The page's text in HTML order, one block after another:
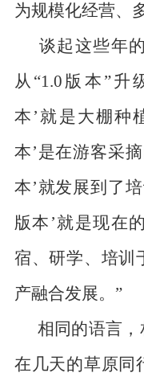
为规模化经营、
谈起这些年
从“1.0 版本”升
本’就是大棚种
本’是在游客采
本’就发展到了
版本’就是现在
宿、研学、培训
产融合发展。”
相同的语言，
在几天的草原同